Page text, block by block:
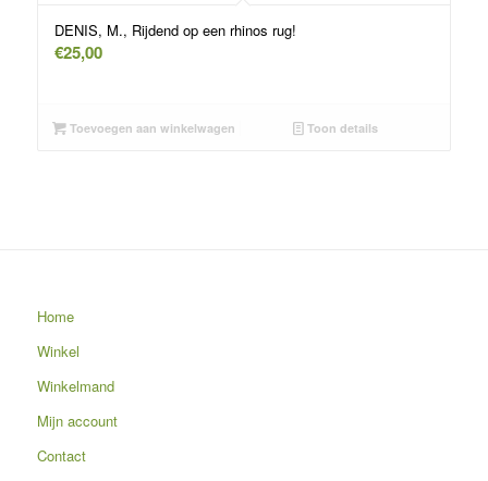
DENIS, M., Rijdend op een rhinos rug!
€25,00
Toevoegen aan winkelwagen Toon details
Home
Winkel
Winkelmand
Mijn account
Contact